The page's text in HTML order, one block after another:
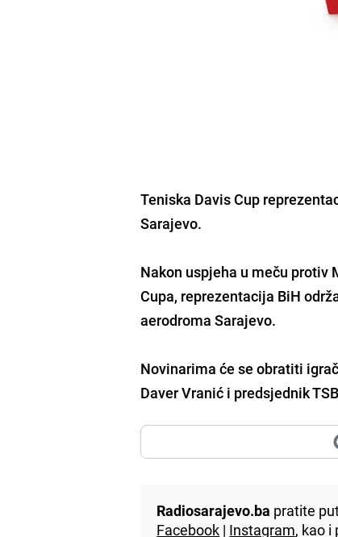
Teniska Davis Cup
Sarajevo.
Nakon uspjeha u meču protiv
Cupa, reprezentacija BiH
aerodroma Sarajevo.
Novinarima će se obratiti
Daver Vranić i predsjednik
Radiosarajevo.ba pratite
Facebook | Instagram, kao